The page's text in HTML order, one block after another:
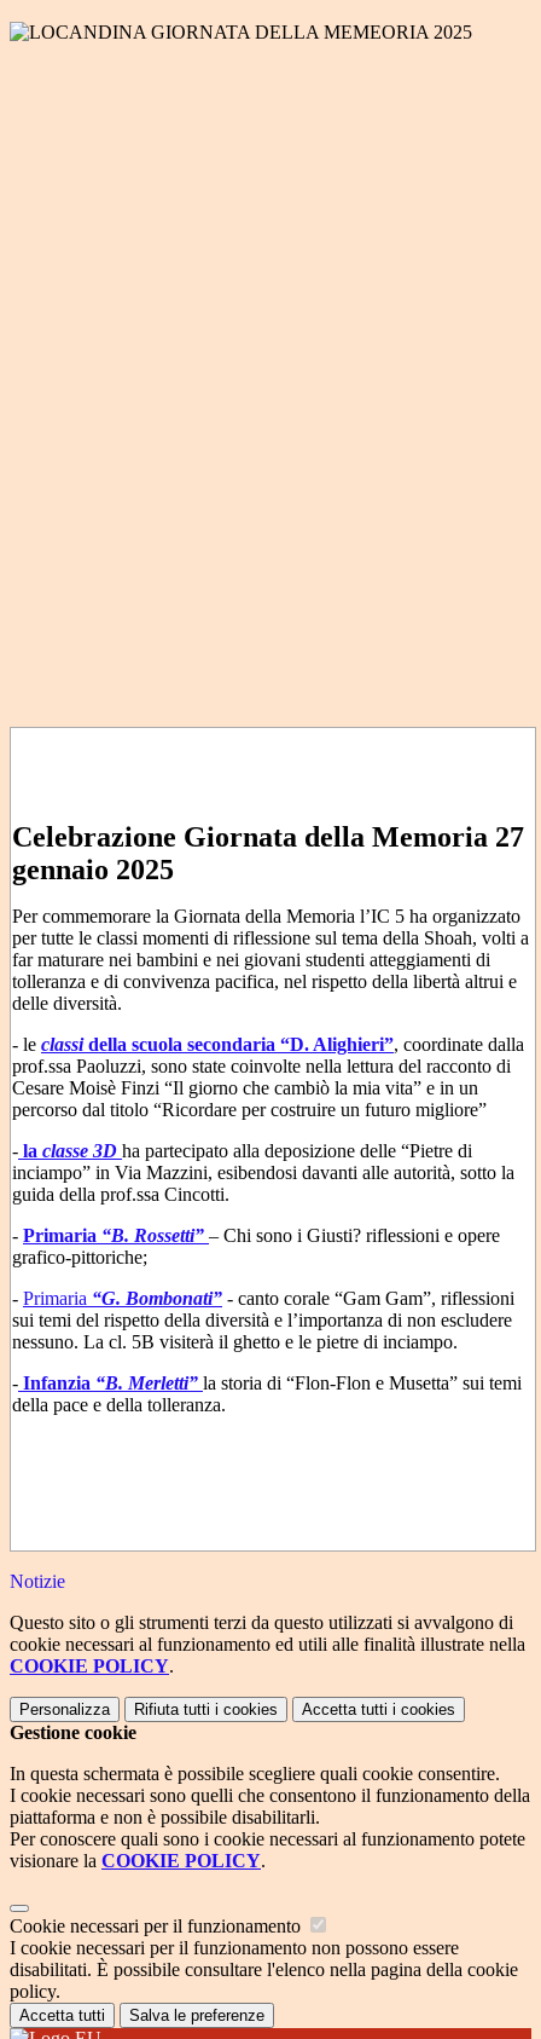
Celebrazione Giornata della Memoria 27
gennaio 2025
Per commemorare la Giornata della Memoria l’IC 5 ha organizzato
per tutte le classi momenti di riflessione sul tema della Shoah, volti a
far maturare nei bambini e nei giovani studenti atteggiamenti di
tolleranza e di convivenza pacifica, nel rispetto della libertà altrui e
delle diversità.
- le classidella scuola secondaria “D. Alighieri”, coordinate dalla
prof.ssa Paoluzzi, sono state coinvolte nella lettura del racconto di
Cesare Moisè Finzi “Il giorno che cambiò la mia vita” e in un
percorso dal titolo “Ricordare per costruire un futuro migliore”
- la classe 3D ha partecipato alla deposizione delle “Pietre di
inciampo” in Via Mazzini, esibendosi davanti alle autorità, sotto la
guida della prof.ssa Cincotti.
- Primaria “B. Rossetti” – Chi sono i Giusti? riflessioni e opere
grafico-pittoriche;
- Primaria “G. Bombonati” - canto corale “Gam Gam”, riflessioni
sui temi del rispetto della diversità e l’importanza di non escludere
nessuno. La cl. 5B visiterà il ghetto e le pietre di inciampo.
- Infanzia “B. Merletti” la storia di “Flon-Flon e Musetta” sui temi
della pace e della tolleranza.
Notizie
Questo sito o gli strumenti terzi da questo utilizzati si avvalgono di
cookie necessari al funzionamento ed utili alle finalità illustrate nella
COOKIE POLICY.
Personalizza Rifiuta tutti i cookies Accetta tutti i cookies
Gestione cookie
In questa schermata è possibile scegliere quali cookie consentire.
I cookie necessari sono quelli che consentono il funzionamento della
piattaforma e non è possibile disabilitarli.
Per conoscere quali sono i cookie necessari al funzionamento potete
visionare la COOKIE POLICY.
Cookie necessari per il funzionamento
I cookie necessari per il funzionamento non possono essere
disabilitati. È possibile consultare l'elenco nella pagina della cookie
policy.
Accetta tutti Salva le preferenze